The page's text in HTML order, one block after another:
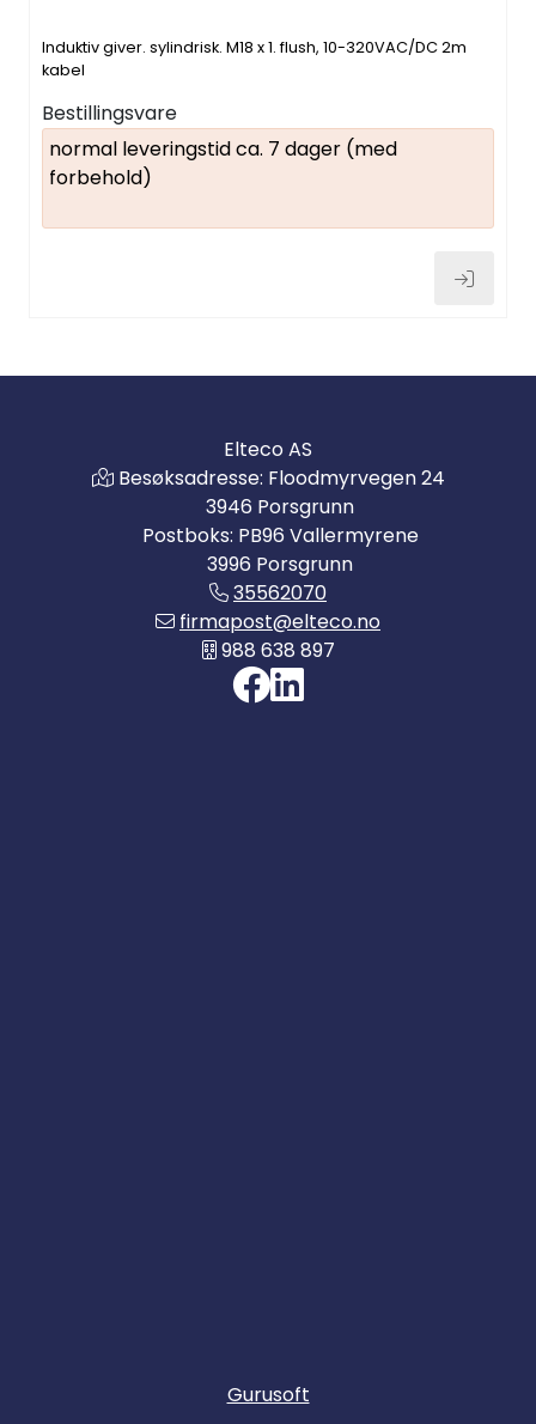
Induktiv giver. sylindrisk. M18 x 1. flush, 10-320VAC/DC 2m
kabel
Bestillingsvare
normal leveringstid ca. 7 dager (med
forbehold)
Elteco AS
Besøksadresse: Floodmyrvegen 24
3946 Porsgrunn
Postboks: PB96 Vallermyrene
3996 Porsgrunn
35562070
firmapost@elteco.no
988 638 897
Gurusoft